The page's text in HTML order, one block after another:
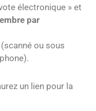
électronique » et
par
(scanné ou sous
un lien pour la